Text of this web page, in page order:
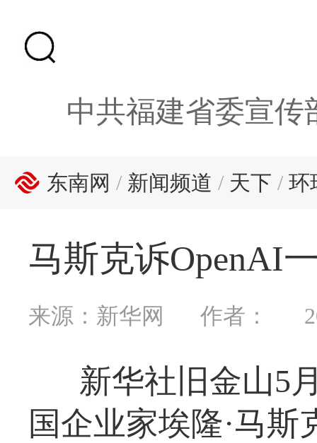
中共福建省委宣传
东南网 / 新闻频道 / 天下 / 环
马斯克诉OpenAI
来源：新华网 作者：
新华社旧金山5
国企业家埃隆·马